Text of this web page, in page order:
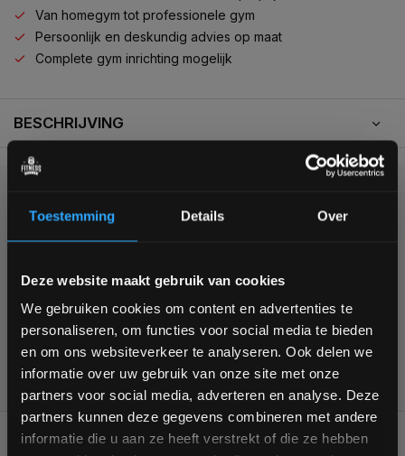
Toestemming Details Over
Deze website maakt gebruik van cookies
We gebruiken cookies om content en advertenties te
personaliseren, om functies voor social media te bieden
en om ons websiteverkeer te analyseren. Ook delen we
informatie over uw gebruik van onze site met onze
partners voor social media, adverteren en analyse. Deze
partners kunnen deze gegevens combineren met andere
informatie die u aan ze heeft verstrekt of die ze hebben
Van homegym tot professionele gym
Persoonlijk en deskundig advies op maat
Complete gym inrichting mogelijk
BESCHRIJVING
355 customers give us a 4,7/5 at
REVIEWS 0/10
Bam! 5% korting op je volgende
bestelling
Schrijf je in voor onze nieuwsbrief om op de hoogte te
blijven over onze nieuwe producten, deals en meer
interessante info. Ontvang 5% korting op je eerstvolgende
aankoop! 😀